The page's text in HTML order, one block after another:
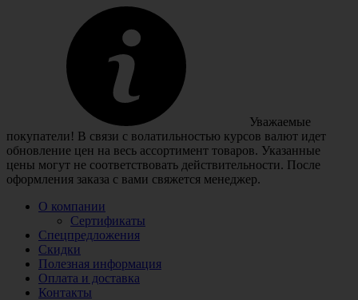
Уважаемые
покупатели! В связи с волатильностью курсов валют идет
обновление цен на весь ассортимент товаров. Указанные
цены могут не соответствовать действительности. После
оформления заказа с вами свяжется менеджер.
О компании
Сертификаты
Спецпредложения
Скидки
Полезная информация
Оплата и доставка
Контакты